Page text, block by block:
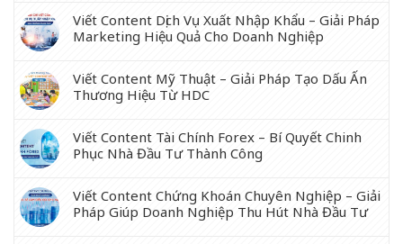
Viết Content Dịch Vụ Xuất Nhập Khẩu – Giải Pháp
Marketing Hiệu Quả Cho Doanh Nghiệp
Viết Content Mỹ Thuật – Giải Pháp Tạo Dấu Ấn
Thương Hiệu Từ HDC
Viết Content Tài Chính Forex – Bí Quyết Chinh
Phục Nhà Đầu Tư Thành Công
Viết Content Chứng Khoán Chuyên Nghiệp – Giải
Pháp Giúp Doanh Nghiệp Thu Hút Nhà Đầu Tư